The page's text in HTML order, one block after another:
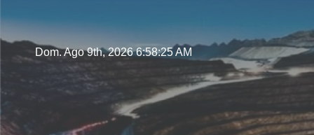
Dom. Ago 9th, 20266:58:26 AM